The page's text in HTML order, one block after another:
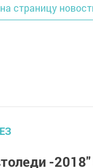
страницу
-2018"